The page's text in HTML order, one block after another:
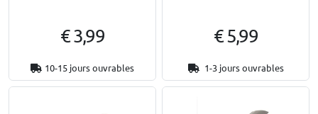
€ 3,99
10-15 jours ouvrables
€ 5,99
1-3 jours ouvrables